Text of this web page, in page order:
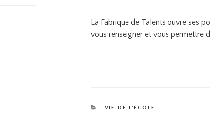
La Fabrique de Talents ouvre ses
vous renseigner et vous permettre
CATÉGORIES
VIE DE L'ÉCOLE